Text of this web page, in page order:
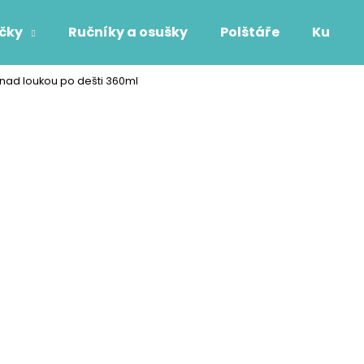
Ručníky a osušky Polštáře
loukou po dešti 360ml
Co potřebujete najít?